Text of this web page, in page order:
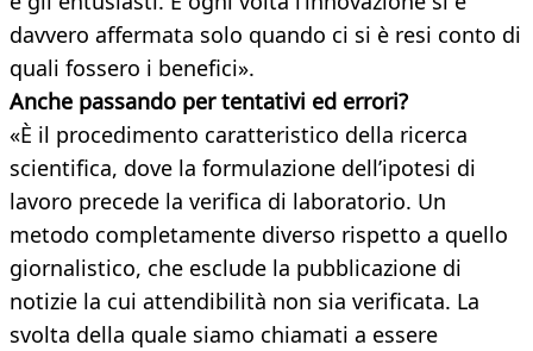
davvero affermata solo quando ci si è resi conto di
quali fossero i benefici».
Anche passando per tentativi ed errori?
«È il procedimento caratteristico della ricerca
scientifica, dove la formulazione dell’ipotesi di
lavoro precede la verifica di laboratorio. Un
metodo completamente diverso rispetto a quello
giornalistico, che esclude la pubblicazione di
notizie la cui attendibilità non sia verificata. La
svolta della quale siamo chiamati a essere